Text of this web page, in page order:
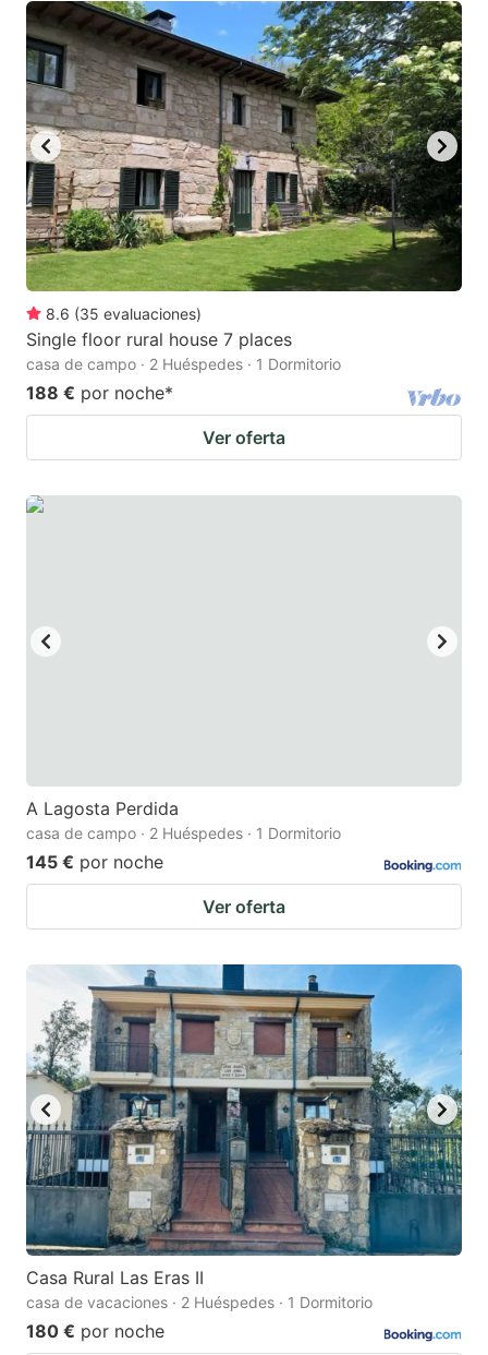
8.6 (35 evaluaciones)
Single floor rural house 7 places
casa de campo · 2 Huéspedes · 1 Dormitorio
188 € por noche*
Ver oferta
A Lagosta Perdida
casa de campo · 2 Huéspedes · 1 Dormitorio
145 € por noche
Ver oferta
Casa Rural Las Eras II
casa de vacaciones · 2 Huéspedes · 1 Dormitorio
180 € por noche